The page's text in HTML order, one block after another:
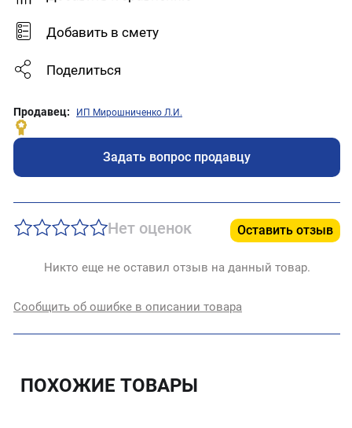
Добавить в смету
Поделиться
Продавец: ИП Мирошниченко Л.И.
Задать вопрос продавцу
Нет оценок Оставить отзыв
Никто еще не оставил отзыв на данный товар.
Сообщить об ошибке в описании товара
ПОХОЖИЕ ТОВАРЫ